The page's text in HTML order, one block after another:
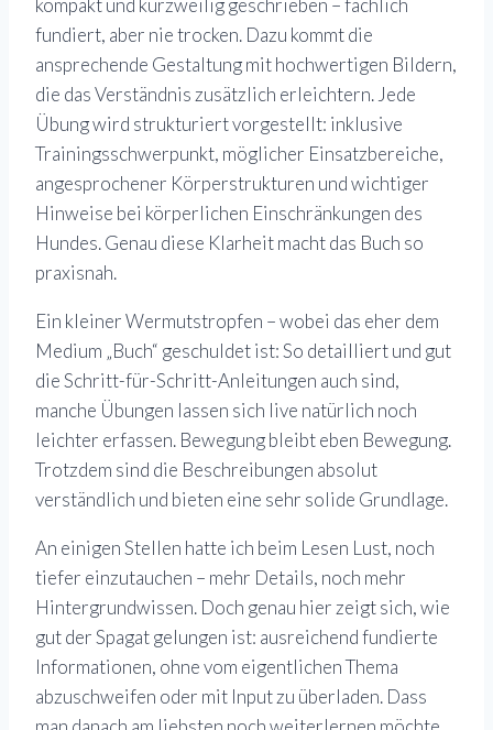
fundiert, aber nie trocken. Dazu kommt die
ansprechende Gestaltung mit hochwertigen Bildern,
die das Verständnis zusätzlich erleichtern. Jede
Übung wird strukturiert vorgestellt: inklusive
Trainingsschwerpunkt, möglicher Einsatzbereiche,
angesprochener Körperstrukturen und wichtiger
Hinweise bei körperlichen Einschränkungen des
Hundes. Genau diese Klarheit macht das Buch so
praxisnah.
Ein kleiner Wermutstropfen – wobei das eher dem
Medium „Buch“ geschuldet ist: So detailliert und gut
die Schritt-für-Schritt-Anleitungen auch sind,
manche Übungen lassen sich live natürlich noch
leichter erfassen. Bewegung bleibt eben Bewegung.
Trotzdem sind die Beschreibungen absolut
verständlich und bieten eine sehr solide Grundlage.
An einigen Stellen hatte ich beim Lesen Lust, noch
tiefer einzutauchen – mehr Details, noch mehr
Hintergrundwissen. Doch genau hier zeigt sich, wie
gut der Spagat gelungen ist: ausreichend fundierte
Informationen, ohne vom eigentlichen Thema
abzuschweifen oder mit Input zu überladen. Dass